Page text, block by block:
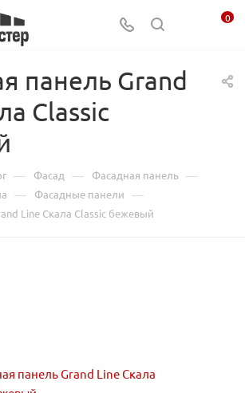
0
панель Grand
Classic
— Фасад — Фасадная панель —
— Фасадные панели —
Line Скала Classic бежевый